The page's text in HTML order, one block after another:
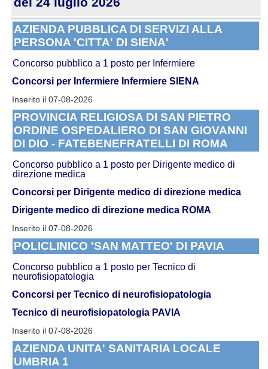
AZIENDA PUBBLICA DI SERVIZI ALLA
PERSONA 'CITTA' DI SIENA'
Concorso pubblico a 1 posto per Infermiere
Concorsi per Infermiere Infermiere SIENA
Inserito il 07-08-2026
PROVINCIA RELIGIOSA DI SAN PIETRO
ORDINE OSPEDALIERO DI SAN GIOVANNI
DI DIO - FATEBENEFRATELLI DI ROMA
Concorso pubblico a 1 posto per Dirigente medico di
direzione medica
Concorsi per Dirigente medico di direzione medica
Dirigente medico di direzione medica ROMA
Inserito il 07-08-2026
POLICLINICO 'SAN MATTEO' DI PAVIA
Concorso pubblico a 1 posto per Tecnico di
neurofisiopatologia
Concorsi per Tecnico di neurofisiopatologia
Tecnico di neurofisiopatologia PAVIA
Inserito il 07-08-2026
AZIENDA UNITA' SANITARIA LOCALE
UMBRIA 1